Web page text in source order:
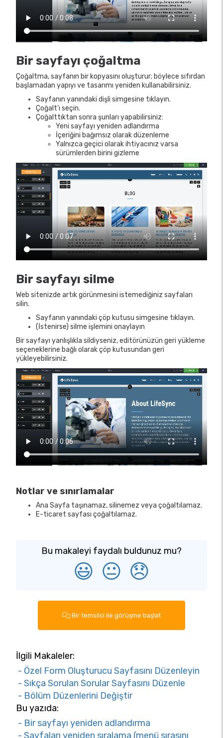
Bir sayfayı çoğaltma
Çoğaltma, sayfanın bir kopyasını oluşturur; böylece sıfırdan
başlamadan yapıyı ve tasarımı yeniden kullanabilirsiniz.
Sayfanın yanındaki dişli simgesine tıklayın.
Çoğalt’ı seçin.
Çoğalttıktan sonra şunları yapabilirsiniz:
Yeni sayfayı yeniden adlandırma
İçeriğini bağımsız olarak düzenleme
Yalnızca geçici olarak ihtiyacınız varsa
sürümlerden birini gizleme
Bir sayfayı silme
Web sitenizde artık görünmesini istemediğiniz sayfaları
silin.
Sayfanın yanındaki çöp kutusu simgesine tıklayın.
(İstenirse) silme işlemini onaylayın
Bir sayfayı yanlışlıkla sildiyseniz, editörünüzün geri yükleme
seçeneklerine bağlı olarak çöp kutusundan geri
yükleyebilirsiniz.
Notlar ve sınırlamalar
Ana Sayfa taşınamaz, silinemez veya çoğaltılamaz.
E-ticaret sayfası çoğaltılamaz.
Bu makaleyi faydalı buldunuz mu?
😃 😐 😞
Bir temsilci ile görüşme başlat
İlgili Makaleler:
- Özel Form Oluşturucu Sayfasını Düzenleyin
- Sıkça Sorulan Sorular Sayfasını Düzenle
- Bölüm Düzenlerini Değiştir
Bu yazıda:
- Bir sayfayı yeniden adlandırma
- Sayfaları yeniden sıralama (menü sırasını